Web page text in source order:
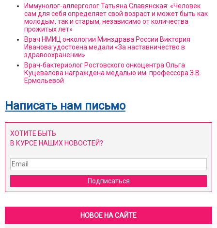
Иммунолог-аллерголог Татьяна Славянская: «Человек
сам для себя определяет свой возраст и может быть как
молодым, так и старым, независимо от количества
прожитых лет»
Врач НМИЦ онкологии Минздрава России Виктория
Иванова удостоена медали «За наставничество в
здравоохранении»
Врач-бактериолог Ростовского онкоцентра Ольга
Куцевалова награждена медалью им. профессора З.В.
Ермольевой
Написать нам письмо
ХОТИТЕ БЫТЬ
В КУРСЕ НАШИХ НОВОСТЕЙ?
Подписаться
НОВОЕ НА САЙТЕ